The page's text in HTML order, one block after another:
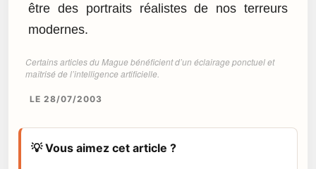
être des portraits réalistes de nos terreurs
modernes.
Certains articles du Mague bénéficient d’un éclairage ponctuel et
maîtrisé de l’intelligence artificielle.
LE 28/07/2003
💡 Vous aimez cet article ?